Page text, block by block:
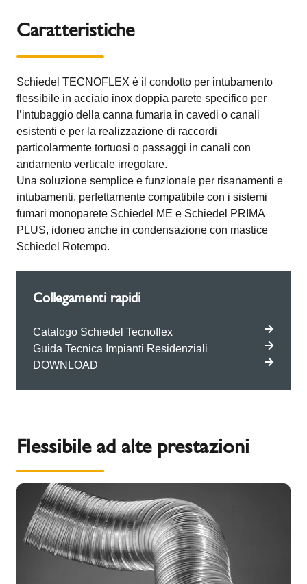
Caratteristiche
Schiedel TECNOFLEX è il condotto per intubamento
flessibile in acciaio inox doppia parete specifico per
l’intubaggio della canna fumaria in cavedi o canali
esistenti e per la realizzazione di raccordi
particolarmente tortuosi o passaggi in canali con
andamento verticale irregolare.
Una soluzione semplice e funzionale per risanamenti e
intubamenti, perfettamente compatibile con i sistemi
fumari monoparete Schiedel ME e Schiedel PRIMA
PLUS, idoneo anche in condensazione con mastice
Schiedel Rotempo.
Collegamenti rapidi
Catalogo Schiedel Tecnoflex
Guida Tecnica Impianti Residenziali
DOWNLOAD
Flessibile ad alte prestazioni